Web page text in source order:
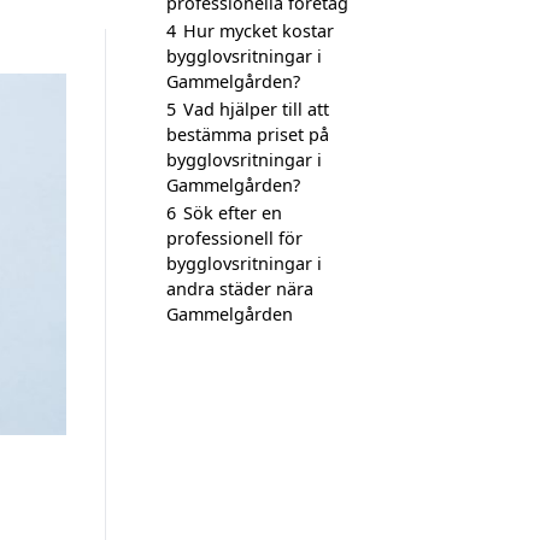
4 Hur mycket kostar
bygglovsritningar i
Gammelgården?
5 Vad hjälper till att
bestämma priset på
bygglovsritningar i
Gammelgården?
6 Sök efter en
professionell för
bygglovsritningar i
andra städer nära
Gammelgården